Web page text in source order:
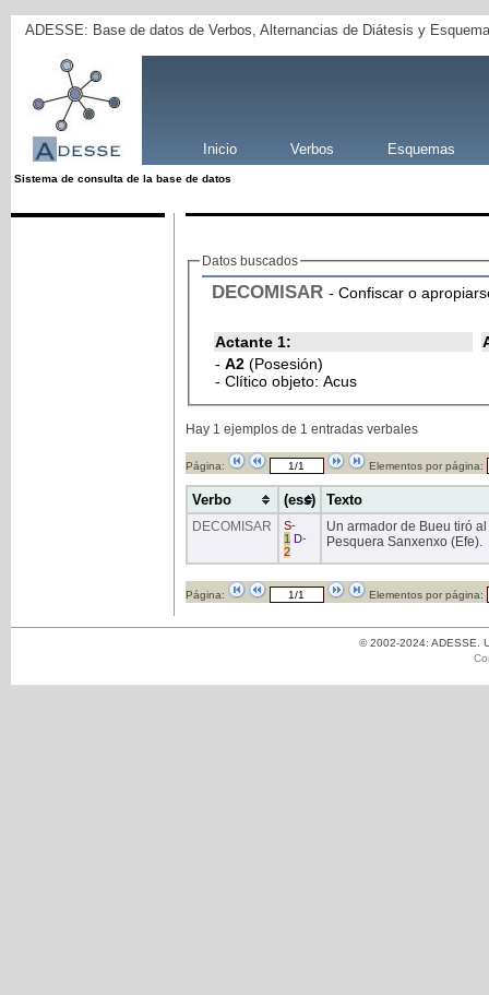
ADESSE: Base de datos de Verbos, Alternancias de Diátesis y
Inicio Verbos Esquemas
Sistema de consulta de la base de datos
Datos buscados
DECOMISAR - Confiscar o
Actante 1:
- A2 (Posesión)
- Clítico objeto: Acus
Hay 1 ejemplos de 1 entradas verbales
Página: Elementos por página:
Verbo (ess) Texto
DECOMISAR S-
1
D-
2
Un armador de Bueu tiró
Pesquera Sanxenxo (Efe).
Página: Elementos por página:
© 2002-2024: ADESSE.